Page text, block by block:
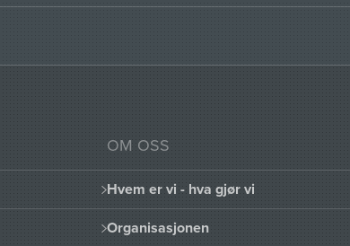
OM OSS
Hvem er vi - hva gjør vi
Organisasjonen